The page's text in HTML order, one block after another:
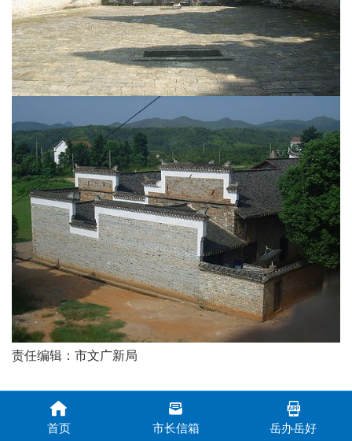
责任编辑：市文广新局
首页 市长信箱 岳办岳好